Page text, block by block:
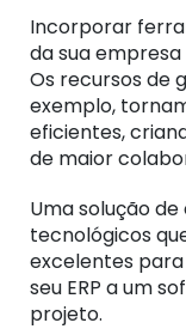
Incorporar
da sua
Os recursos de
exemplo,
eficientes,
de maior
Uma solução
tecnológicos
excelentes
seu ERP a um
projeto.